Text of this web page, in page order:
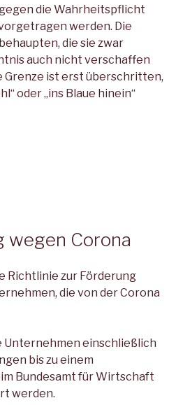
die Wahrheitspflicht
werden. Die
die sie zwar
auch nicht verschaffen
Grenze ist erst überschritten,
oder „ins Blaue hinein“
wegen Corona
Richtlinie zur Förderung
die von der Corona
einschließlich
bis zu einem
Bundesamt für Wirtschaft
werden.